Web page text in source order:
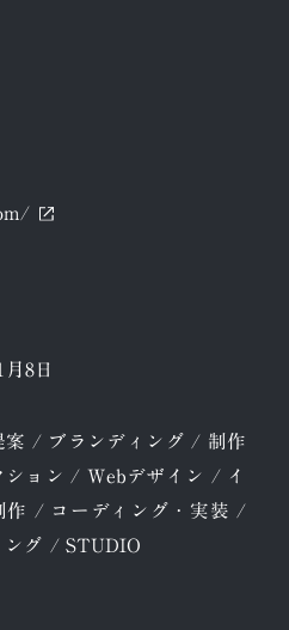
月8日
案 / ブランディング / 制作
ション / Webデザイン / イ
作 / コーディング・実装 /
ング / STUDIO